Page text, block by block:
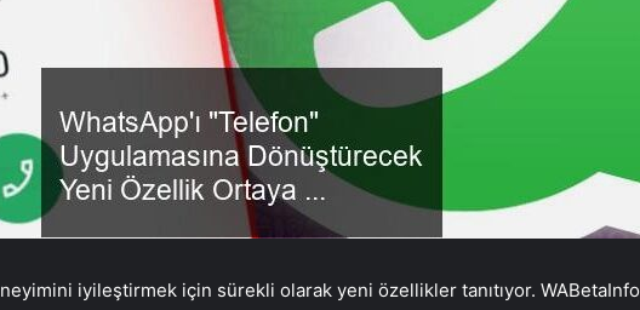
iyileştirmek için sürekli olarak yeni özellikler tanıtıyor. WABetaInfo